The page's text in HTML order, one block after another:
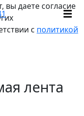
даете согласие
с политикой
лента